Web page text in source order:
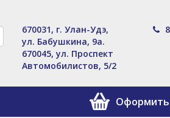
670031, г. Улан-Удэ,
ул. Бабушкина, 9а.
670045, ул. Проспект
Автомобилистов, 5/2
Оформить